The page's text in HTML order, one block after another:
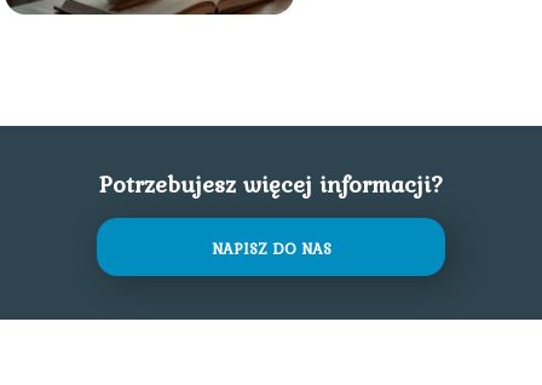
Potrzebujesz więcej informacji?
NAPISZ DO NAS